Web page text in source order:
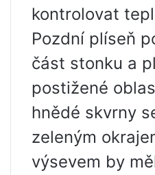
kontrolovat
Pozdní plíseň
část stonku a
postižené
hnědé skvrny
zeleným
výsevem by